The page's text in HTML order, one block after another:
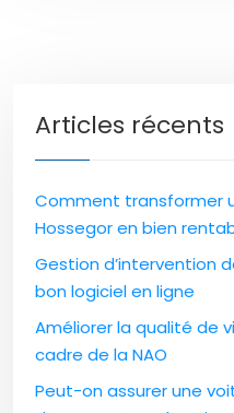
Articles récents
Comment transformer
Hossegor en bien
Gestion d’intervention
bon logiciel en ligne
Améliorer la qualité de
cadre de la NAO
Peut-on assurer une